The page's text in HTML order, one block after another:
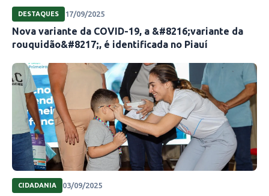
DESTAQUES 17/09/2025
Nova variante da COVID-19, a &#8216;variante da
rouquidão&#8217;, é identificada no Piauí
CIDADANIA 03/09/2025